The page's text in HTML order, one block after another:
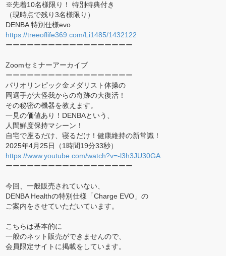
※先着10名様限り！ 特別特典付き
（現時点で残り3名様限り）
DENBA 特別仕様evo
https://treeoflife369.com/Li1485/1432122
ーーーーーーーーーーーーーーーーーー
Zoomセミナーアーカイブ
ーーーーーーーーーーーーーーーーーー
パリオリンピック金メダリスト体操の
岡選手が大怪我からの奇跡の大復活！
その秘密の機器を教えます。
一見の価値あり！DENBAという、
人間鮮度保持マシーン！
自宅で座るだけ、寝るだけ！健康維持の新常識！
2025年4月25日（1時間19分33秒）
https://www.youtube.com/watch?v=-l3h3JU30GA
ーーーーーーーーーーーーーーーーーー
今回、一般販売されていない、
DENBA Healthの特別仕様「Charge EVO」の
ご案内をさせていただいています。
こちらは基本的に
一般のネット販売ができませんので、
会員限定サイトに掲載をしています。